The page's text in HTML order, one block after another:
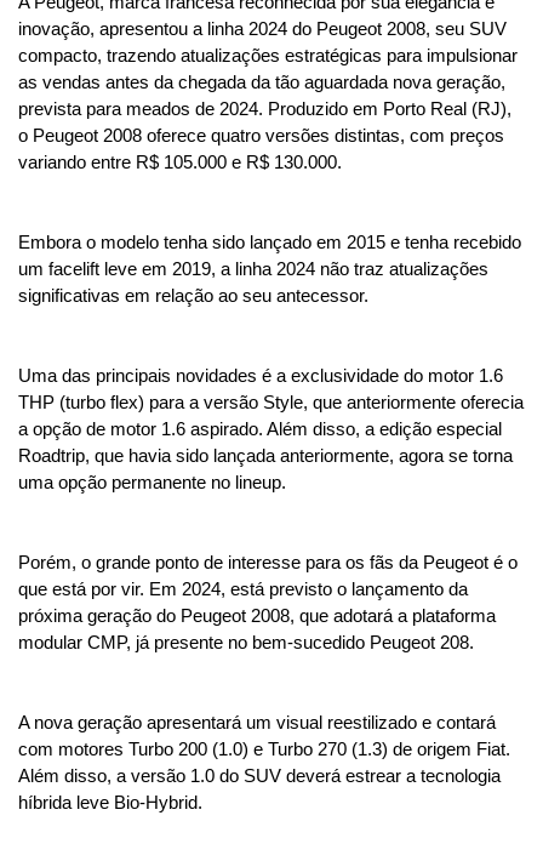
inovação, apresentou a linha 2024 do Peugeot 2008, seu SUV
compacto, trazendo atualizações estratégicas para impulsionar
as vendas antes da chegada da tão aguardada nova geração,
prevista para meados de 2024. Produzido em Porto Real (RJ),
o Peugeot 2008 oferece quatro versões distintas, com preços
variando entre R$ 105.000 e R$ 130.000.
Embora o modelo tenha sido lançado em 2015 e tenha recebido
um facelift leve em 2019, a linha 2024 não traz atualizações
significativas em relação ao seu antecessor.
Uma das principais novidades é a exclusividade do motor 1.6
THP (turbo flex) para a versão Style, que anteriormente oferecia
a opção de motor 1.6 aspirado. Além disso, a edição especial
Roadtrip, que havia sido lançada anteriormente, agora se torna
uma opção permanente no lineup.
Porém, o grande ponto de interesse para os fãs da Peugeot é o
que está por vir. Em 2024, está previsto o lançamento da
próxima geração do Peugeot 2008, que adotará a plataforma
modular CMP, já presente no bem-sucedido Peugeot 208.
A nova geração apresentará um visual reestilizado e contará
com motores Turbo 200 (1.0) e Turbo 270 (1.3) de origem Fiat.
Além disso, a versão 1.0 do SUV deverá estrear a tecnologia
híbrida leve Bio-Hybrid.